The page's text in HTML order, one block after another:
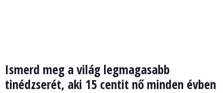
Ismerd meg a világ legmagasabb
tinédzserét, aki 15 centit nő minden évben